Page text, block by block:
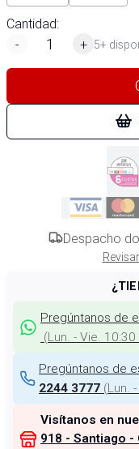
Cantidad:
-
+ 5+
Despacho
Pregúntanos de
(Lun. - Vie.
Pregúntanos de
2244 3777 (Lun.
Visítanos en
918 - Santiago -